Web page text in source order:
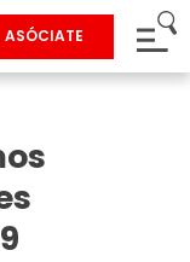
ASÓCIATE